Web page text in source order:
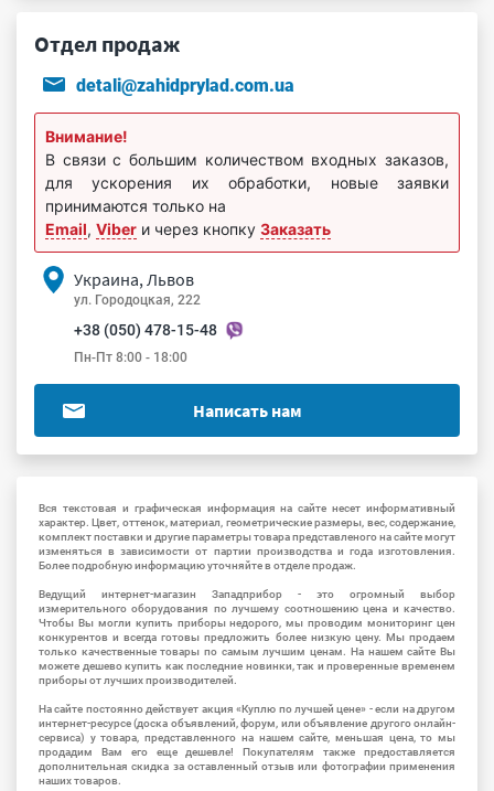
Отдел продаж
detali@zahidprylad.com.ua
Внимание!
В связи с большим количеством входных заказов,
для ускорения их обработки, новые заявки
принимаются только на
Email, Viber и через кнопку Заказать
Украина, Львов
ул. Городоцкая, 222
+38 (050) 478-15-48
Пн-Пт 8:00 - 18:00
Написать нам
Вся текстовая и графическая информация на сайте несет информативный
характер. Цвет, оттенок, материал, геометрические размеры, вес, содержание,
комплект поставки и другие параметры товара представленого на сайте могут
изменяться в зависимости от партии производства и года изготовления.
Более подробную информацию уточняйте в отделе продаж.
Ведущий интернет-магазин Западприбор - это огромный выбор
измерительного оборудования по лучшему соотношению цена и качество.
Чтобы Вы могли купить приборы недорого, мы проводим мониторинг цен
конкурентов и всегда готовы предложить более низкую цену. Мы продаем
только качественные товары по самым лучшим ценам. На нашем сайте Вы
можете дешево купить как последние новинки, так и проверенные временем
приборы от лучших производителей.
На сайте постоянно действует акция «Куплю по лучшей цене» - если на другом
интернет-ресурсе (доска объявлений, форум, или объявление другого онлайн-
сервиса) у товара, представленного на нашем сайте, меньшая цена, то мы
продадим Вам его еще дешевле! Покупателям также предоставляется
дополнительная скидка за оставленный отзыв или фотографии применения
наших товаров.